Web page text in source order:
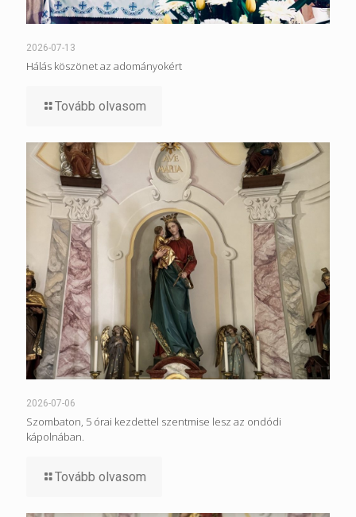
2026-07-13
Hálás köszönet az adományokért
Tovább olvasom
2026-07-06
Szombaton, 5 órai kezdettel szentmise lesz az ondódi
kápolnában.
Tovább olvasom